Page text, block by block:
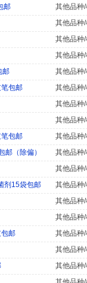
邮
其他品种
其他品种
其他品种
其他品种
邮
其他品种
包邮
其他品种
其他品种
其他品种
包邮
其他品种
（除偏）
其他品种
其他品种
剂15袋包邮
其他品种
其他品种
其他品种
邮
其他品种
其他品种
其他品种